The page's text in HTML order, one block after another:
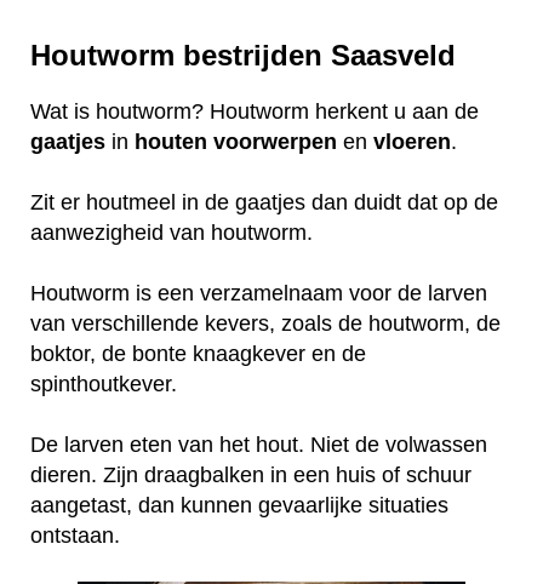
Houtworm bestrijden Saasveld
Wat is houtworm? Houtworm herkent u aan de
gaatjes in houten voorwerpen en vloeren.
Zit er houtmeel in de gaatjes dan duidt dat op de
aanwezigheid van houtworm.
Houtworm is een verzamelnaam voor de larven
van verschillende kevers, zoals de houtworm, de
boktor, de bonte knaagkever en de
spinthoutkever.
De larven eten van het hout. Niet de volwassen
dieren. Zijn draagbalken in een huis of schuur
aangetast, dan kunnen gevaarlijke situaties
ontstaan.